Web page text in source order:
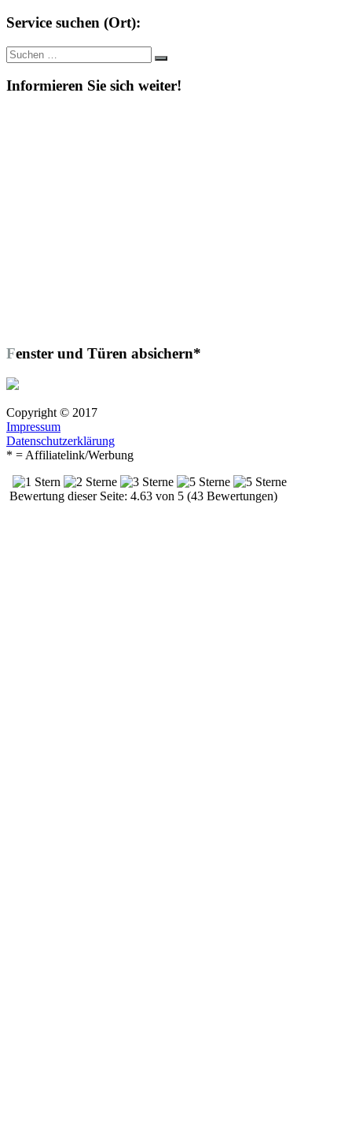
Service suchen (Ort):
Suche
nach:
Suchen
Informieren Sie sich weiter!
Fenster und Türen absichern*
Copyright © 2017
Impressum
Datenschutzerklärung
* = Affiliatelink/Werbung
Bewertung dieser Seite: 4.63 von 5 (43 Bewertungen)